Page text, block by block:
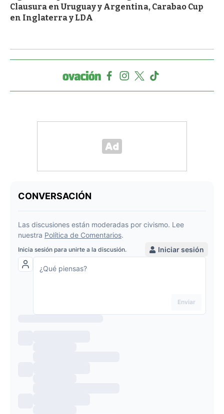
Clausura en Uruguay y Argentina, Carabao Cup
en Inglaterra y LDA